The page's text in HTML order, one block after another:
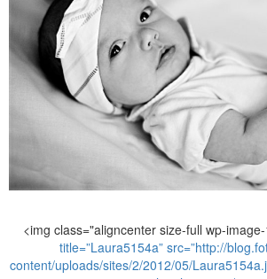
<img class="aligncenter size-full wp-
title=”Laura5154a” src=”http://
content/uploads/sites/2/2012/05/